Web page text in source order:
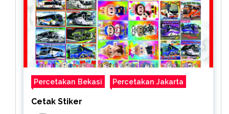
Percetakan Bekasi Percetakan Jakarta
Cetak Stiker